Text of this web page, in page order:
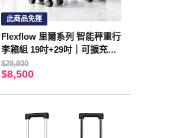
此商品免運
Flexflow 里爾系列 智能秤重行
李箱組 19吋+29吋｜可擴充｜
TSA海關鎖｜萬向輪｜夢幻色
票
$29,800
$8,500